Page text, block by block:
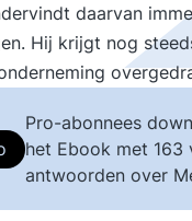
daarvan
Hij krijgt nog
Pro-abonnees
het Ebook met 163
antwoorden over